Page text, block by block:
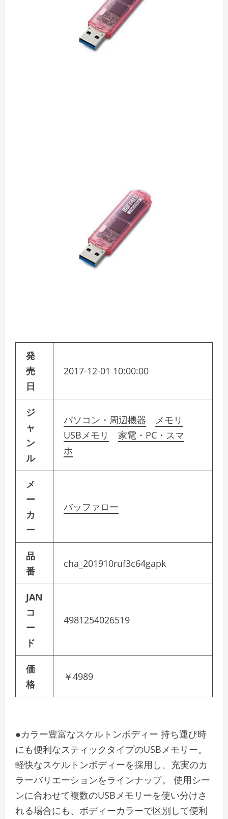
発
売
日
2017-12-01 10:00:00
ジ
ャ
ン
ル
パソコン・周辺機器
メモリ
USBメモリ
家電・PC・スマ
ホ
メ
ー
カ
ー
バッファロー
品
番
cha_201910ruf3c64gapk
JAN
コ
ー
ド
4981254026519
価
格
￥4989
●カラー豊富なスケルトンボディー 持ち運び時
にも便利なスティックタイプのUSBメモリー。
軽快なスケルトンボディーを採用し、充実のカ
ラーバリエーションをラインナップ。 使用シー
ンに合わせて複数のUSBメモリーを使い分けさ
れる場合にも、ボディーカラーで区別して便利